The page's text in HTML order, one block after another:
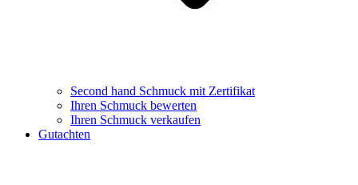
Second hand Schmuck mit Zertifikat
Ihren Schmuck bewerten
Ihren Schmuck verkaufen
Gutachten